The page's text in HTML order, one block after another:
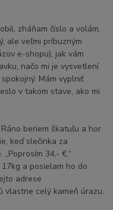
zháňam číslo a volám.
ale veľmi príbuzným
e-shopu), jak vám
načo mi je vysvetlení
Mám vyplniť
v takom stave, ako mi
beriem škatuľu a hor
keď slečinka za
34,- €.“
a posielam ho do
adrese
vlastne celý kameň úrazu.